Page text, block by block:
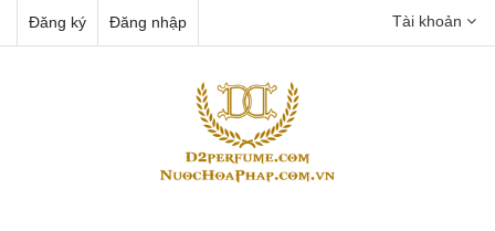
Đăng ký Đăng nhập Tài khoản